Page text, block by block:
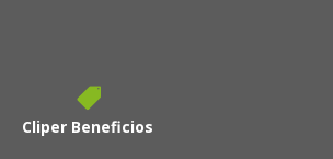
Cliper Beneficios